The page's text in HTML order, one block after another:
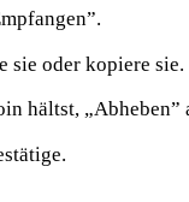
sie oder kopiere sie.
hältst, „Abheben”